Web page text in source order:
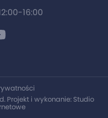
16:00
Projekt i wykonanie: Studio